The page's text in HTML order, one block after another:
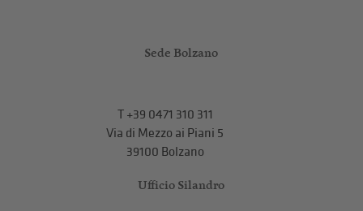
Sede Bolzano
T+39 0471 310 311
Via di Mezzo ai Piani 5
39100 Bolzano
Ufficio Silandro